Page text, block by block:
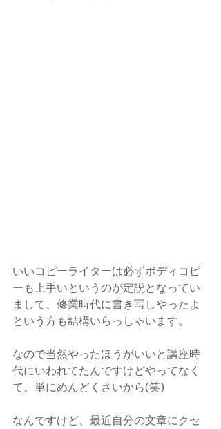
いいコピーライターは必ずボディコピ
ーも上手いというのが定説となってい
まして、修業時代に書き写しやったよ
という方も結構いらっしゃいます。
なので当然やったほうがいいと講座時
代にいわれてたんですけどやってなく
て。単にめんどくさいから(笑)
なんですけど、最近自分の文章にクセ